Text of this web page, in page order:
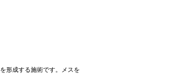
形成する施術です。メスを